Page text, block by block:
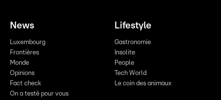
News
Luxembourg
Frontières
Monde
Opinions
Fact check
On a testé pour vous
Lifestyle
Gastronomie
Insolite
People
Tech World
Le coin des animaux